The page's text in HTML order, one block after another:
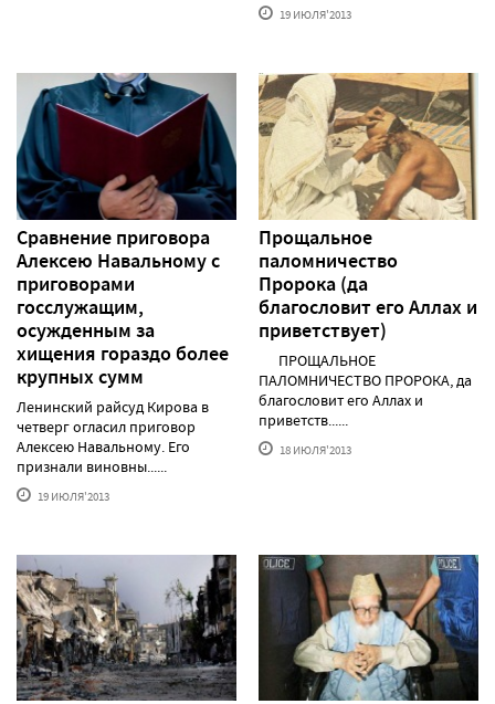
19 ИЮЛЯ'2013
Сравнение приговора
Алексею Навальному с
приговорами
госслужащим,
осужденным за
хищения гораздо более
крупных сумм
Ленинский райсуд Кирова в
четверг огласил приговор
Алексею Навальному. Его
признали виновны......
19 ИЮЛЯ'2013
Прощальное
паломничество
Пророка (да
благословит его Аллах и
приветствует)
ПРОЩАЛЬНОЕ
ПАЛОМНИЧЕСТВО ПРОРОКА, да
благословит его Аллах и
приветств......
18 ИЮЛЯ'2013